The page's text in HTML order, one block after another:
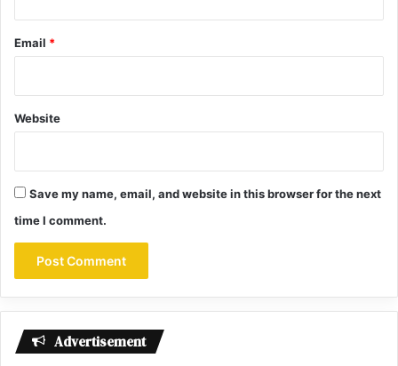
Email *
Website
Save my name, email, and website in this browser for the next
time I comment.
Advertisement